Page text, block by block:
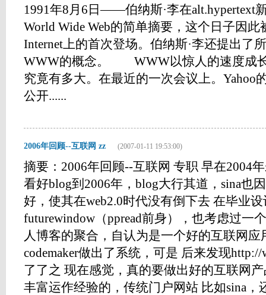
1991年8月6日——伯纳斯·李在alt.hypertext
World Wide Web的简单摘要，这个日子因
Internet上的首次登场。伯纳斯·李还提出了
WWW的概念。 WWW以惊人的速度成
究竟有多大。在最近的一次会议上。Yahoo
公开......
2006年回顾--互联网 zz (2007-01-11 19:53:00)
摘要：2006年回顾--互联网 专职 早在2004
看好blog到2006年，blog大行其道，sina也
好，使其在web2.0时代没有倒下去 在毕业
futurewindow（ppread前身），也考虑过一
人博客的聚合，自认为是一个好的互联网应
codemaker做出了系统，可是 后来发现http://
了了之 现在感觉，真的要做出好的互联网
丰富运作经验的，传统门户网站 比如sina，